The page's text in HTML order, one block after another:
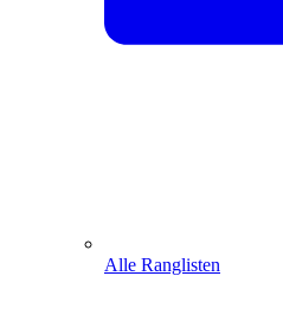
Alle Ranglisten